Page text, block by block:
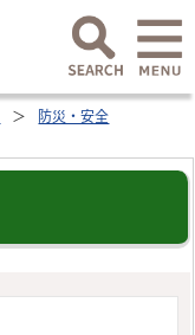
防災・安全